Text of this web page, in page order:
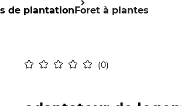
de plantationForet à plantes
0